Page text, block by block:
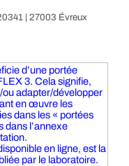
| 27003 Évreux
d’une portée
3. Cela signifie,
adapter/développer
en œuvre les
dans les « portées
dans l’annexe
en ligne, est la
par le laboratoire.